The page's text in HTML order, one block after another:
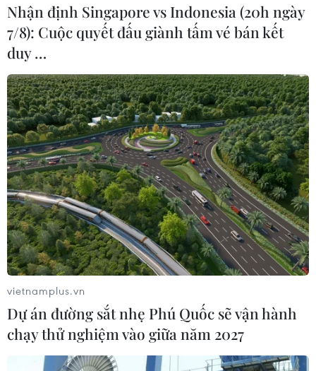
Nhận định Singapore vs Indonesia (20h ngày
7/8): Cuộc quyết đấu giành tấm vé bán kết
duy …
vietnamplus.vn
Dự án đường sắt nhẹ Phú Quốc sẽ vận hành
chạy thử nghiệm vào giữa năm 2027